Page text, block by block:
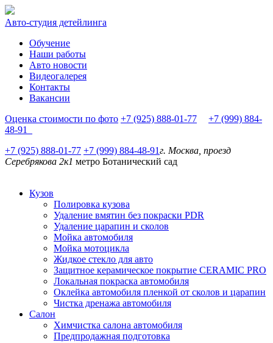
Авто-студия детейлинга
Обучение
Наши работы
Авто новости
Видеогалерея
Контакты
Вакансии
Оценка стоимости по фото +7 (925) 888-01-77
+7 (999) 884-
48-91
+7 (925) 888-01-77 +7 (999) 884-48-91г. Москва, проезд
Серебрякова 2к1 метро Ботанический сад
Кузов
Полировка кузова
Удаление вмятин без покраски PDR
Удаление царапин и сколов
Мойка автомобиля
Мойка мотоцикла
Жидкое стекло для авто
Защитное керамическое покрытие CERAMIC PRO
Локальная покраска автомобиля
Оклейка автомобиля пленкой от сколов и царапин
Чистка дренажа автомобиля
Салон
Химчистка салона автомобиля
Предпродажная подготовка